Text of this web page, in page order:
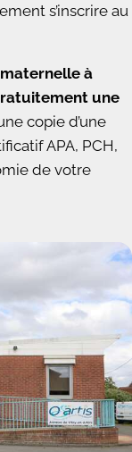
s’inscrire au
maternelle à
une
copie d’une
APA, PCH,
de votre